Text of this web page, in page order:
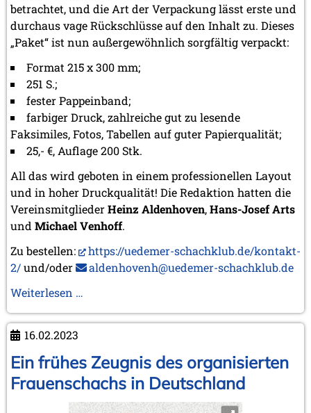
betrachtet, und die Art der Verpackung lässt erste und
durchausvage Rückschlüsse auf den Inhalt zu. Dieses
„Paket“ ist nun außergewöhnlich sorgfältig verpackt:
Format 215 x 300 mm;
251 S.;
fester Pappeinband;
farbiger Druck, zahlreiche gut zu lesende
Faksimiles, Fotos, Tabellen auf guter Papierqualität;
25,- €, Auflage 200 Stk.
All das wird geboten in einem professionellen Layout
und in hoher Druckqualität! Die Redaktion hatten die
VereinsmitgliederHeinz Aldenhoven,Hans-Josef Arts
und Michael Venhoff.
Zu bestellen:
https://uedemer-schachklub.de/kontakt-
2/und/oder
aldenhovenh@uedemer-schachklub.de
Weiterlesen …
Uedemer
1948
–
2023
16.02.2023
Ein frühes Zeugnis des organisierten
Frauenschachs in Deutschland